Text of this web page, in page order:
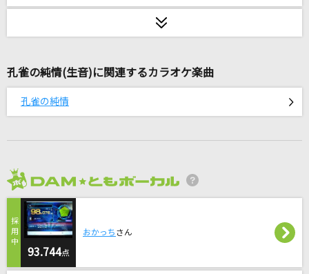
Perfume
残響散歌
風
忘却の空
クライマックス
SUPER BEAVER
孔雀の純情(生音)に関連するカラオケ楽曲
孔雀の純情
93.744点
おかっち さん